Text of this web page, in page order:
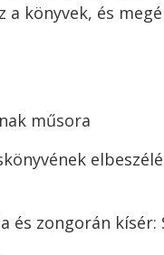
a könyvek, és
műsora
és zongorán kísér: